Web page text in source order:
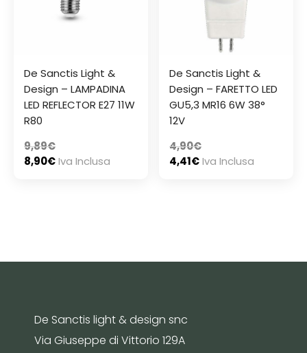
De Sanctis Light &
Design – LAMPADINA
LED REFLECTOR E27 11W
R80
9,89€
8,90€Iva Inclusa
De Sanctis Light &
Design – FARETTO LED
GU5,3 MR16 6W 38°
12V
4,90€
4,41€Iva Inclusa
De Sanctis light & design snc
Via Giuseppe di Vittorio 129A